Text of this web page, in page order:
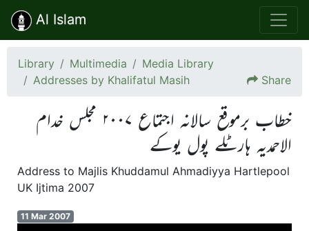
Al Islam
Library Multimedia
Media Library
Addresses by Khalifatul Masih
Share
خطاب برموقع سالانہ اجتماع ۲۰۰۷ مجلس خدام
الاحمدیہ ہارٹلے پول یوکے
Address to Majlis Khuddamul Ahmadiyya Hartlepool
UK Ijtima 2007
11 Mar 2007